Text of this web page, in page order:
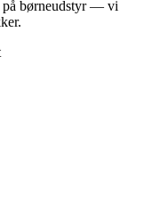
på børneudstyr — vi